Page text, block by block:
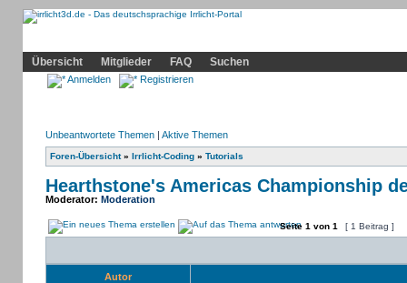
Übersicht
Mitglieder FAQ Suchen
Anmelden Registrieren
Unbeantwortete Themen| Aktive Themen
Foren-Übersicht» Irrlicht-Coding» Tutorials
Hearthstone's Americas Championship
Moderator: Moderation
Seite 1 von 1 [ 1 Beitrag ]
Autor